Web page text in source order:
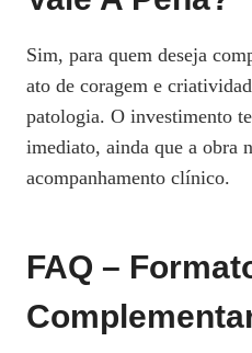
Sim, para quem deseja
ato de coragem e
patologia. O investimento
imediato, ainda que a obra
acompanhamento clínico.
FAQ –